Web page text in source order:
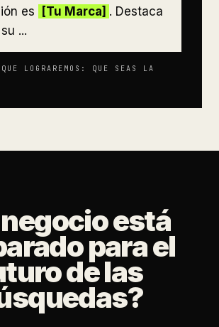
es
[Tu Marca] . Destaca
...
LOGRAREMOS: QUE SEAS LA
negocio está
para el
de las